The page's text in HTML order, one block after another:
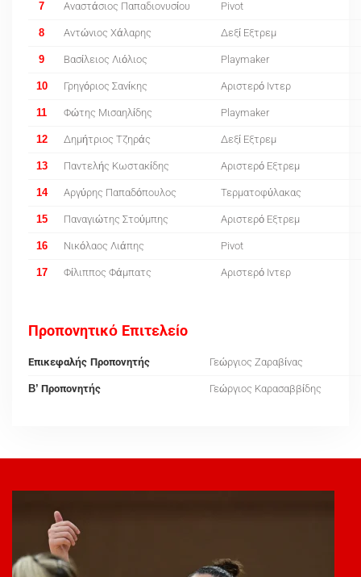
7 Αναστάσιος Παπαδιονυσίου Pivot
8 Αντώνιος Χάλαρης Δεξί Εξτρεμ
9 Βασίλειος Λιόλιος Playmaker
10 Γρηγόριος Σανίκης Αριστερό Ιντερ
11 Φώτης Μισαηλίδης Playmaker
12 Δημήτριος Τζηράς Δεξί Εξτρεμ
13 Παντελής Κωστακίδης Αριστερό Εξτρεμ
14 Αργύρης Παπαδόπουλος Τερματοφύλακας
15 Παναγιώτης Στούμπης Αριστερό Εξτρεμ
16 Νικόλαος Λιάπης Pivot
17 Φίλιππος Φάμπατς Αριστερό Ιντερ
Προπονητικό Επιτελείο
Επικεφαλής Προπονητής Γεώργιος Ζαραβίνας
B’ Προπονητής Γεώργιος Καρασαββίδης